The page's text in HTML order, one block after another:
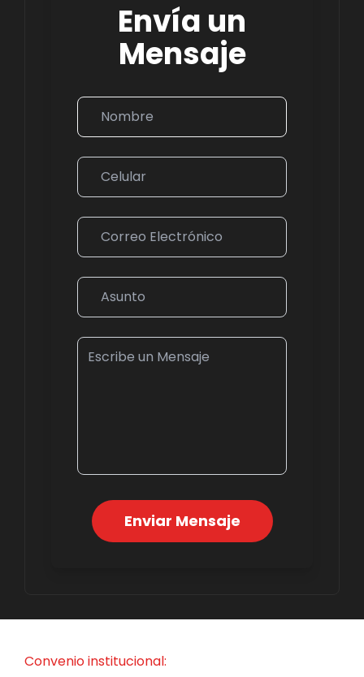
Envía un
Mensaje
Tu Nombre
Número de Teléfono
Dirección de Correo Electrónico
Asunto
Escribe un Mensaje
Enviar Mensaje
Convenio institucional: